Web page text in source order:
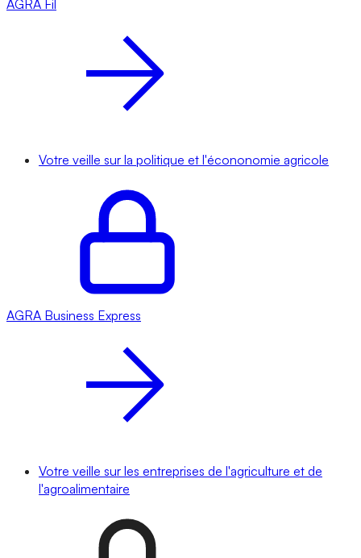
AGRA Fil
Votre veille sur la politique et l'écononomie agricole
AGRA Business Express
Votre veille sur les entreprises de l'agriculture et de
l'agroalimentaire